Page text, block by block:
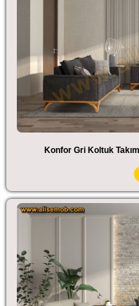
Konfor Gri Koltuk